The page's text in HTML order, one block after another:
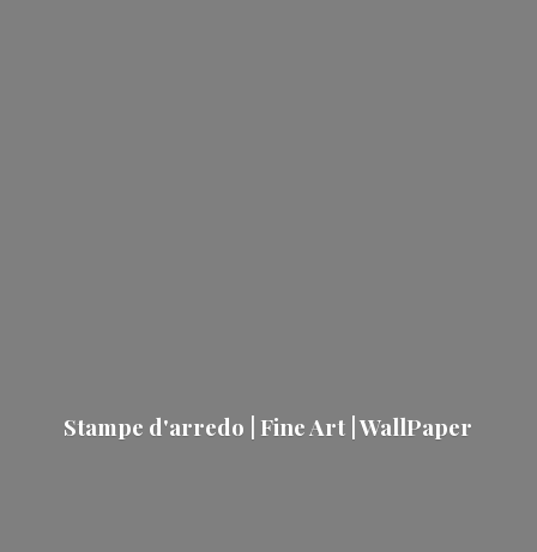
Stampe d'arredo | Fine Art | WallPaper